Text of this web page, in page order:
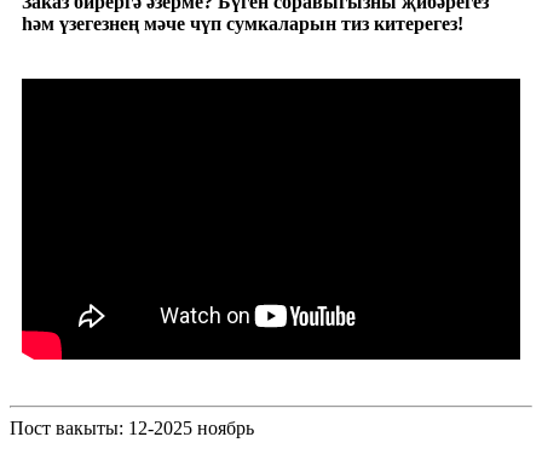
һәм үзегезнең мәче чүп сумкаларын тиз китерегез!
Пост вакыты: 12-2025 ноябрь